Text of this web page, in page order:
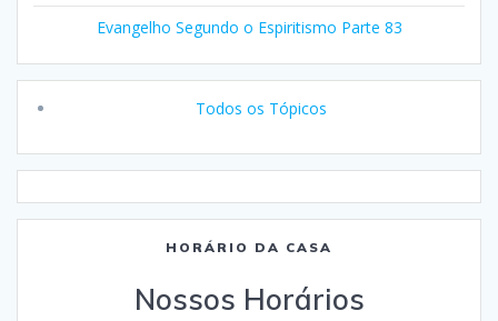
Evangelho Segundo o Espiritismo Parte 83
Todos os Tópicos
HORÁRIO DA CASA
Nossos Horários